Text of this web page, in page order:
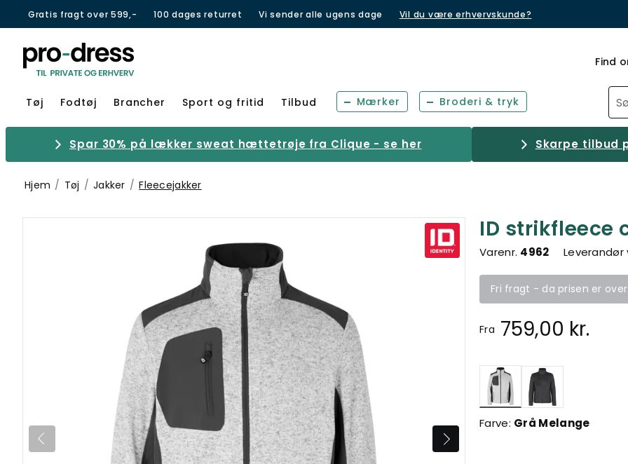
Gratis fragt over 599,- 100 dages returret Vi sender alle ugens dage Vil du være erhvervskunde?
Find
Tøj Fodtøj Brancher Sport og fritid Tilbud Mærker Broderi & tryk
Spar 30% på lækker sweat hættetrøje fra Clique - se her Skarpe tilbud
Hjem Tøj Jakker Fleecejakker
ID strikfleece
Varenr. 4962 Leverandør
Fri fragt - da prisen er
Fra 759,00 kr.
valgte
Farve: Grå Melange